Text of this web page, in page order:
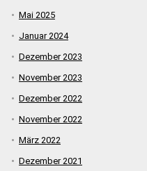
Mai 2025
Januar 2024
Dezember 2023
November 2023
Dezember 2022
November 2022
März 2022
Dezember 2021